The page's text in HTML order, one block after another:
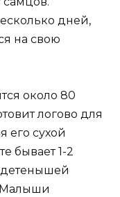
дней,
на свою
около 80
логово для
его сухой
бывает 1-2
детенышей
Малыши